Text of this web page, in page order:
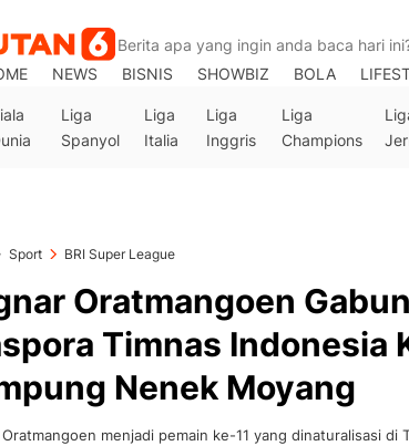
NEWS BISNIS SHOWBIZ BOLA
Liga
Spanyol
Liga
Italia
Liga
Inggris
Liga
Champions
Sport BRI Super League
Oratmangoen
Timnas Indonesia
Nenek Moyang
Oratmangoen menjadi pemain ke-11 yang dinaturalisasi di